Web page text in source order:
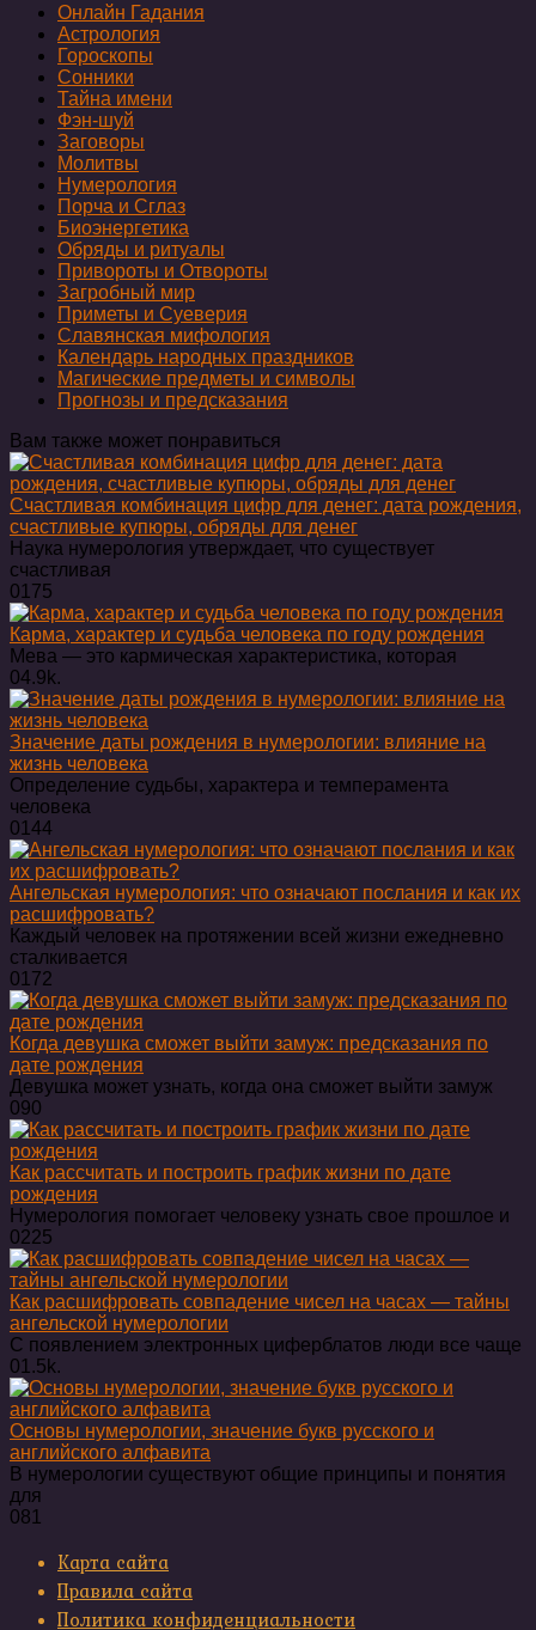
Онлайн Гадания
Астрология
Гороскопы
Сонники
Тайна имени
Фэн-шуй
Заговоры
Молитвы
Нумерология
Порча и Сглаз
Биоэнергетика
Обряды и ритуалы
Привороты и Отвороты
Загробный мир
Приметы и Суеверия
Славянская мифология
Календарь народных праздников
Магические предметы и символы
Прогнозы и предсказания
Вам также может понравиться
Счастливая комбинация цифр для денег: дата рождения,
счастливые купюры, обряды для денег
Наука нумерология утверждает, что существует
счастливая
0175
Карма, характер и судьба человека по году рождения
Мева — это кармическая характеристика, которая
04.9k.
Значение даты рождения в нумерологии: влияние на
жизнь человека
Определение судьбы, характера и темперамента
человека
0144
Ангельская нумерология: что означают послания и как их
расшифровать?
Каждый человек на протяжении всей жизни ежедневно
сталкивается
0172
Когда девушка сможет выйти замуж: предсказания по
дате рождения
Девушка может узнать, когда она сможет выйти замуж
090
Как рассчитать и построить график жизни по дате
рождения
Нумерология помогает человеку узнать свое прошлое и
0225
Как расшифровать совпадение чисел на часах — тайны
ангельской нумерологии
С появлением электронных циферблатов люди все чаще
01.5k.
Основы нумерологии, значение букв русского и
английского алфавита
В нумерологии существуют общие принципы и понятия
для
081
Карта сайта
Правила сайта
Политика конфиденциальности